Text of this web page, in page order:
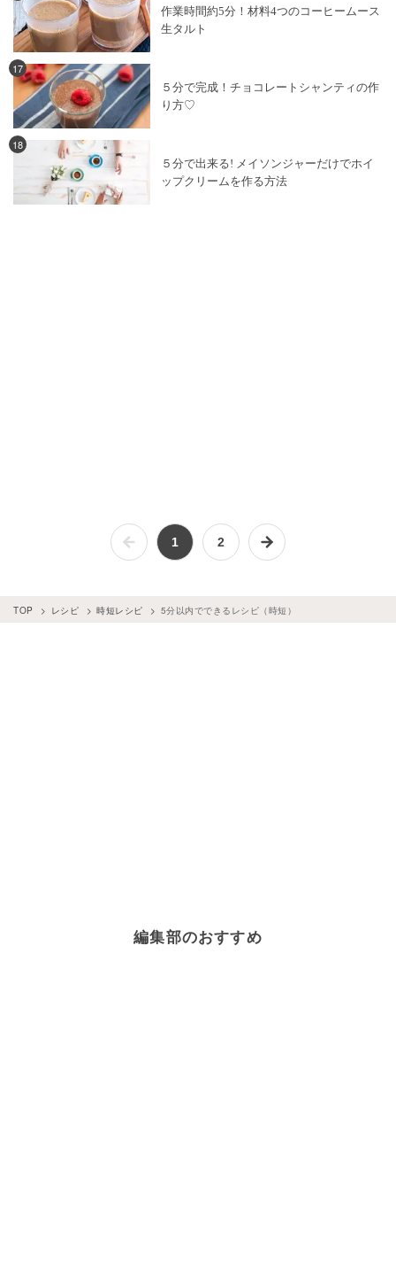
作業時間約5分！材料4つのコーヒームース
生タルト
17
５分で完成！チョコレートシャンティの作
り方♡
18
５分で出来る! メイソンジャーだけでホイ
ップクリームを作る方法
1 2
TOP レシピ 時短レシピ 5分以内でできるレシピ（時短）
編集部のおすすめ